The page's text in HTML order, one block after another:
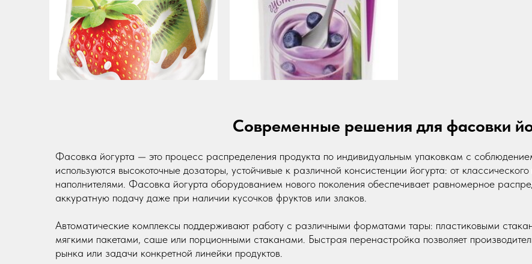
Современные решения для фасовки
Фасовка йогурта — это процесс распределения продукта по индивидуальным упаковкам с
используются высокоточные дозаторы, устойчивые к различной консистенции йогурта: от
наполнителями. Фасовка йогурта оборудованием нового поколения обеспечивает равномерное
аккуратную подачу даже при наличии кусочков фруктов или злаков.
Автоматические комплексы поддерживают работу с различными форматами тары: пластиковыми
мягкими пакетами, саше или порционными стаканами. Быстрая перенастройка позволяет
рынка или задачи конкретной линейки продуктов.